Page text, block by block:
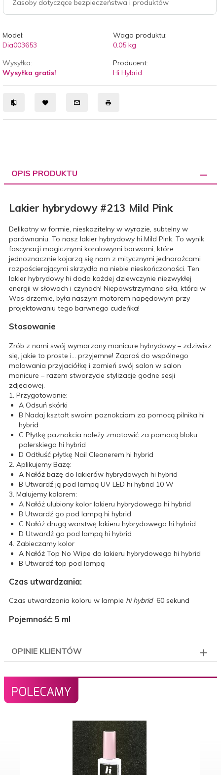
Zasoby dotyczące bezpieczeństwa i produktów
Model:
Dia003653
Waga produktu:
0.05 kg
Wysyłka:
Wysyłka gratis!
Producent:
Hi Hybrid
OPIS PRODUKTU
Lakier hybrydowy #213 Mild Pink
Delikatny w formie, nieskazitelny w wyrazie, subtelny w
porównaniu. To nasz lakier hybrydowy hi Mild Pink. To wynik
fascynacji magicznymi koralowymi barwami, które
jednoznacznie kojarzą się nam z mitycznymi jednorożcami
rozpościerającymi skrzydła na niebie nieskończoności. Ten
lakier hybrydowy hi doda każdej dziewczynie niezwykłej
energii w słowach i czynach! Niepowstrzymana siła, która w
Was drzemie, była naszym motorem napędowym przy
projektowaniu tego barwnego cudeńka!
Stosowanie
Zrób z nami swój wymarzony manicure hybrydowy – zdziwisz
się, jakie to proste i… przyjemne! Zaproś do wspólnego
malowania przyjaciółkę i zamień swój salon w salon
manicure – razem stworzycie stylizacje godne sesji
zdjęciowej.
1. Przygotowanie:
A Odsuń skórki
B Nadaj kształt swoim paznokciom za pomocą pilnika hi
hybrid
C Płytkę paznokcia należy zmatowić za pomocą bloku
polerskiego hi hybrid
D Odtłuść płytkę Nail Cleanerem hi hybrid
2. Aplikujemy Bazę:
A Nałóż bazę do lakierów hybrydowych hi hybrid
B Utwardź ją pod lampą UV LED hi hybrid 10 W
3. Malujemy kolorem:
A Nałóż ulubiony kolor lakieru hybrydowego hi hybrid
B Utwardź go pod lampą hi hybrid
C Nałóż drugą warstwę lakieru hybrydowego hi hybrid
D Utwardź go pod lampą hi hybrid
4. Zabieczamy kolor
A Nałóż Top No Wipe do lakieru hybrydowego hi hybrid
B Utwardź top pod lampą
Czas utwardzania:
Czas utwardzania koloru w lampie hi hybrid 60 sekund
Pojemność: 5 ml
OPINIE KLIENTÓW
POLECAMY